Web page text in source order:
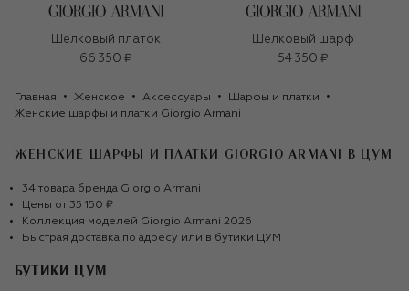
Шелковый платок
66 350 ₽
Шелковый шарф
54 350 ₽
Главная Женское Аксессуары
Шарфы и платки
Женские шарфы и платки Giorgio Armani
ЖЕНСКИЕ ШАРФЫ И ПЛАТКИ GIORGIO ARMANI В ЦУМ
34 товара бренда Giorgio Armani
Цены от 35 150 ₽
Коллекция моделей Giorgio Armani 2026
Быстрая доставка по адресу или в бутики ЦУМ
БУТИКИ ЦУМ